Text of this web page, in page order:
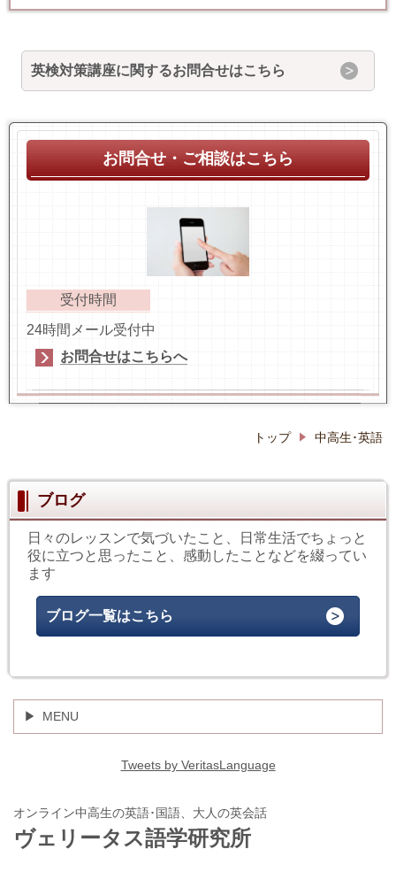
英検対策講座に関するお問合せはこちら
お問合せ・ご相談はこちら
受付時間
24時間メール受付中
お問合せはこちらへ
トップ 中高生･英語
ブログ
日々のレッスンで気づいたこと、日常生活でちょっと
役に立つと思ったこと、感動したことなどを綴ってい
ます
ブログ一覧はこちら
MENU
Tweets by VeritasLanguage
オンライン中高生の英語･国語、大人の英会話
ヴェリータス語学研究所